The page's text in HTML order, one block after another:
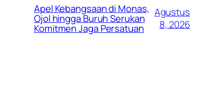
Apel Kebangsaan di Monas,
Ojol hingga Buruh Serukan
Komitmen Jaga Persatuan
Agustus
8, 2026